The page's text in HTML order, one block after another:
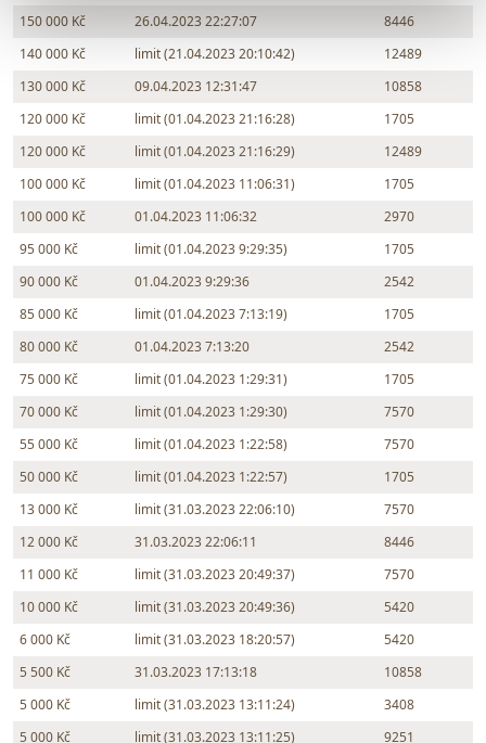
150 000 Kč
26.04.2023 22:27:07
8446
140 000 Kč
limit (21.04.2023 20:10:42)
12489
130 000 Kč
09.04.2023 12:31:47
10858
120 000 Kč
limit (01.04.2023 21:16:28)
1705
120 000 Kč
limit (01.04.2023 21:16:29)
12489
100 000 Kč
limit (01.04.2023 11:06:31)
1705
100 000 Kč
01.04.2023 11:06:32
2970
95 000 Kč
limit (01.04.2023 9:29:35)
1705
90 000 Kč
01.04.2023 9:29:36
2542
85 000 Kč
limit (01.04.2023 7:13:19)
1705
80 000 Kč
01.04.2023 7:13:20
2542
75 000 Kč
limit (01.04.2023 1:29:31)
1705
70 000 Kč
limit (01.04.2023 1:29:30)
7570
55 000 Kč
limit (01.04.2023 1:22:58)
7570
50 000 Kč
limit (01.04.2023 1:22:57)
1705
13 000 Kč
limit (31.03.2023 22:06:10)
7570
12 000 Kč
31.03.2023 22:06:11
8446
11 000 Kč
limit (31.03.2023 20:49:37)
7570
10 000 Kč
limit (31.03.2023 20:49:36)
5420
6 000 Kč
limit (31.03.2023 18:20:57)
5420
5 500 Kč
31.03.2023 17:13:18
10858
5 000 Kč
limit (31.03.2023 13:11:24)
3408
5 000 Kč
limit (31.03.2023 13:11:25) 9251